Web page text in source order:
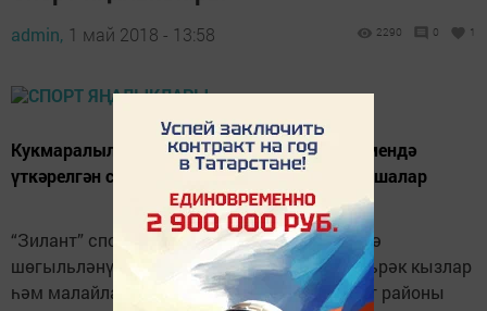
admin, 1 май 2018 - 13:58 2290 0 1
Кукмаралылар район һәм республика күләмендә
үткәрелгән спорт чараларында актив катнашалар
“Зилант” спорт мәктәбенең самбо бүлегендә
шөгыльләнүчеләр 2005 елгы һәм аннан яшьрәк кызлар
һәм малайлар арасында үткәрелгән Норлат районы